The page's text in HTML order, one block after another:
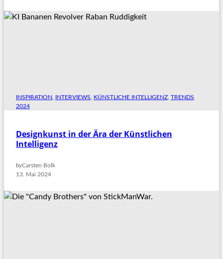
INSPIRATION INTERVIEWS KÜNSTLICHE INTELLIGENZ TRENDS
2024
Designkunst in der Ära der Künstlichen
Intelligenz
byCarsten Bolk
13. Mai 2024